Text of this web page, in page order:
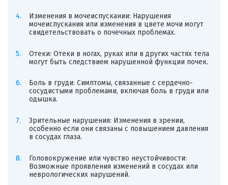
Изменения в мочеиспускании: Нарушения
мочеиспускания или изменения в цвете мочи могут
свидетельствовать о почечных проблемах.
Отеки: Отеки в ногах, руках или в других частях тела
могут быть следствием нарушенной функции почек.
Боль в груди: Симптомы, связанные с сердечно-
сосудистыми проблемами, включая боль в груди или
одышка.
Зрительные нарушения: Изменения в зрении,
особенно если они связаны с повышением давления
в сосудах глаза.
Головокружение или чувство неустойчивости:
Возможные проявления изменений в сосудах или
неврологических нарушений.